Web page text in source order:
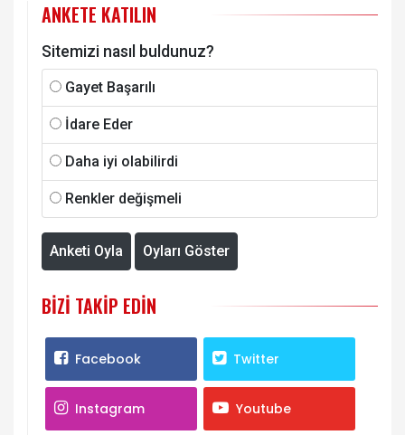
ANKETE KATILIN
Sitemizi nasıl buldunuz?
Gayet Başarılı
İdare Eder
Daha iyi olabilirdi
Renkler değişmeli
Anketi Oyla Oyları Göster
BIZI TAKIP EDIN
Facebook Twitter
Instagram Youtube